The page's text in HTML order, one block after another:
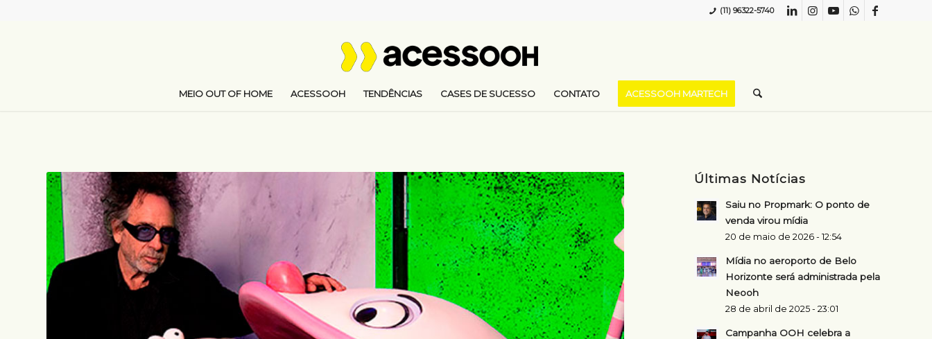
(11) 96322-5740
MEIO OUT OF HOME ACESSOOH TENDÊNCIAS CASES DE SUCESSO CONTATO ACESSOOH MARTECH
Últimas Notícias
Saiu no Propmark: O ponto de
venda virou mídia
20 de maio de 2026 - 12:54
Mídia no aeroporto de Belo
Horizonte será administrada pela
Neooh
28 de abril de 2025 - 23:01
Campanha OOH celebra a